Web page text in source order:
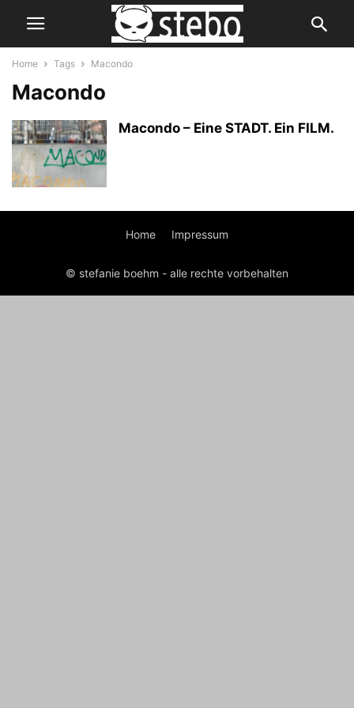
Home Tags Macondo
Macondo
Macondo – Eine STADT. Ein FILM.
Home Impressum
© stefanie boehm - alle rechte vorbehalten